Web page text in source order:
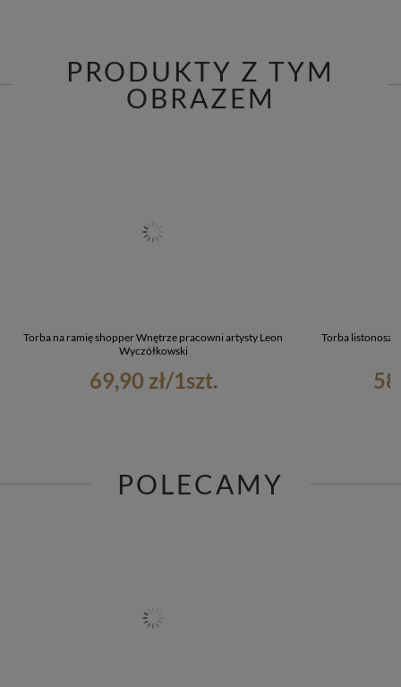
PRODUKTY Z TYM
OBRAZEM
Torba na ramię shopper Wnętrze pracowni artysty Leon
Wyczółkowski
69,90 zł/1szt.
Torba
POLECAMY